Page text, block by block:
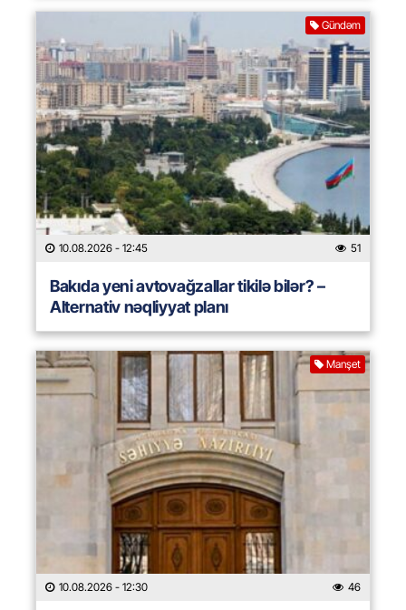
Gündəm
10.08.2026 - 12:45 51
Bakıda yeni avtovağzallar tikilə bilər? –
Alternativ nəqliyyat planı
Manşet
10.08.2026 - 12:30 46